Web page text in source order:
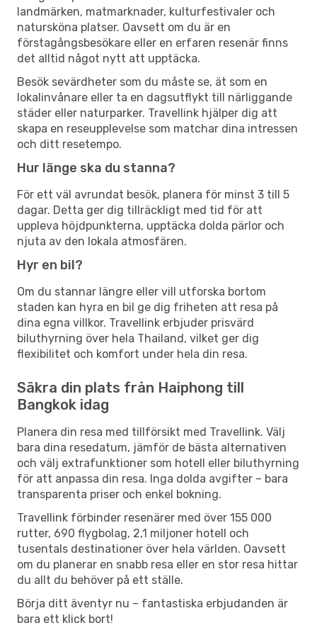
landmärken, matmarknader, kulturfestivaler och
natursköna platser. Oavsett om du är en
förstagångsbesökare eller en erfaren resenär finns
det alltid något nytt att upptäcka.
Besök sevärdheter som du måste se, ät som en
lokalinvånare eller ta en dagsutflykt till närliggande
städer eller naturparker. Travellink hjälper dig att
skapa en reseupplevelse som matchar dina intressen
och ditt resetempo.
Hur länge ska du stanna?
För ett väl avrundat besök, planera för minst 3 till 5
dagar. Detta ger dig tillräckligt med tid för att
uppleva höjdpunkterna, upptäcka dolda pärlor och
njuta av den lokala atmosfären.
Hyr en bil?
Om du stannar längre eller vill utforska bortom
staden kan hyra en bil ge dig friheten att resa på
dina egna villkor. Travellink erbjuder prisvärd
biluthyrning över hela Thailand, vilket ger dig
flexibilitet och komfort under hela din resa.
Säkra din plats från Haiphong till
Bangkok idag
Planera din resa med tillförsikt med Travellink. Välj
bara dina resedatum, jämför de bästa alternativen
och välj extrafunktioner som hotell eller biluthyrning
för att anpassa din resa. Inga dolda avgifter – bara
transparenta priser och enkel bokning.
Travellink förbinder resenärer med över 155 000
rutter, 690 flygbolag, 2,1 miljoner hotell och
tusentals destinationer över hela världen. Oavsett
om du planerar en snabb resa eller en stor resa hittar
du allt du behöver på ett ställe.
Börja ditt äventyr nu – fantastiska erbjudanden är
bara ett klick bort!